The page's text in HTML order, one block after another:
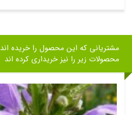
مشتریانی که این محصول را خریده اند
محصولات زیر را نیز خریداری کرده اند